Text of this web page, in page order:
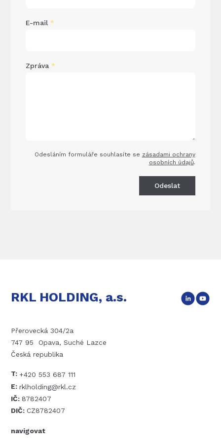
E-mail*
Zpráva*
Odesláním formuláře souhlasíte se zásadami ochrany
osobních údajů.
Odeslat
RKL HOLDING, a.s.
Přerovecká 304/2a
747 95 Opava, Suché Lazce
Česká republika
T: +420 553 687 111
E:rklholding@rkl.cz
IČ: 8782407
DIČ:CZ8782407
navigovat